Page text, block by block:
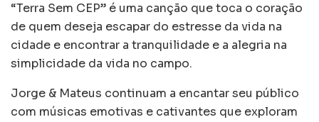
“Terra Sem CEP” é uma canção que toca o coração
de quem deseja escapar do estresse da vida na
cidade e encontrar a tranquilidade e a alegria na
simplicidade da vida no campo.
Jorge & Mateus continuam a encantar seu público
com músicas emotivas e cativantes que exploram